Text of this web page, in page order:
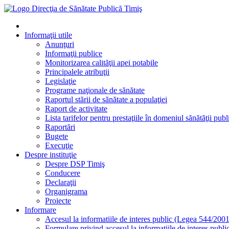
Informaţii utile
Anunţuri
Informaţii publice
Monitorizarea calităţii apei potabile
Principalele atribuţii
Legislaţie
Programe naţionale de sănătate
Raportul stării de sănătate a populaţiei
Raport de activitate
Lista tarifelor pentru prestaţiile în domeniul sănătăţii
Raportări
Bugete
Execuţie
Despre instituţie
Despre DSP Timiş
Conducere
Declaraţii
Organigrama
Proiecte
Informare
Accesul la informatiile de interes public (Legea 544/